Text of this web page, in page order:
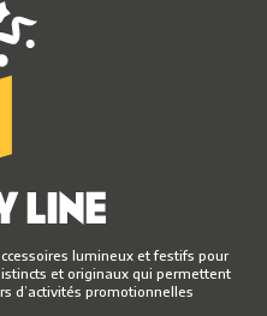
lumineux et festifs pour
et originaux qui permettent
d’activités promotionnelles